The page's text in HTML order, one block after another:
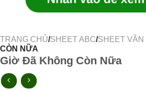
TRANG CHỦ/SHEET ABC/SHEET VẦN
CÒN NỮA
Giờ Đã Không Còn Nữa